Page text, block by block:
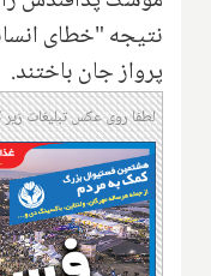
پرواز جان باختند.
لطفا روی عکس تبلیغات زیر